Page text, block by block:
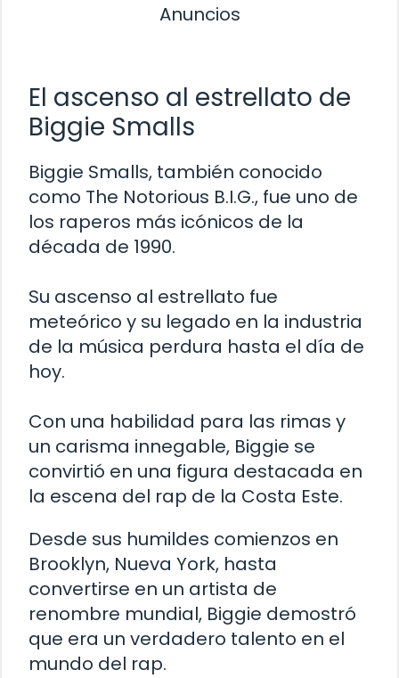
Anuncios
El ascenso al estrellato de
Biggie Smalls
Biggie Smalls, también conocido
como The Notorious B.I.G., fue uno de
los raperos más icónicos de la
década de 1990.
Su ascenso al estrellato fue
meteórico y su legado en la industria
de la música perdura hasta el día de
hoy.
Con una habilidad para las rimas y
un carisma innegable, Biggie se
convirtió en una figura destacada en
la escena del rap de la Costa Este.
Desde sus humildes comienzos en
Brooklyn, Nueva York, hasta
convertirse en un artista de
renombre mundial, Biggie demostró
que era un verdadero talento en el
mundo del rap.